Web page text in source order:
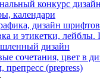
конкурс
календари
дизайн шрифтов
и этикетки,
дизайн
сочетания, цвет в
препресс (prepress)